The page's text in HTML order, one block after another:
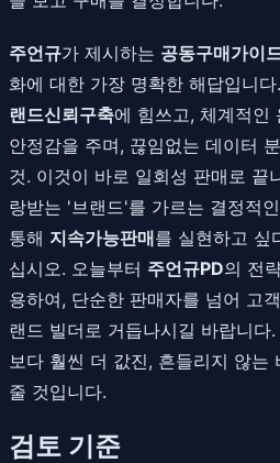
주언규가 제시하는 공동구매가이
화에 대한 가장 명확한 해답입니
랜드신뢰구축에 힘쓰고, 체계적인
안정감을 주며, 끊임없는 데이터
것. 이것이 바로 일회성 판매로 끝
랑받는 '브랜드'를 가르는 결정적
통해 지속가능판매를 실현하고 싶
십시오. 오늘부터 주언규PD의 전
용하여, 단순한 판매자를 넘어 고
랜드 빌더로 거듭나시길 바랍니
보다 훨씬 더 값진, 흔들리지 않는
줄 것입니다.
검토 기준